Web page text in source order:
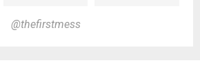
@thefirstmess